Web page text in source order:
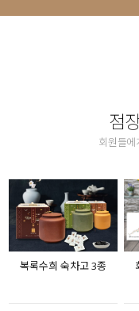
점
회원들
복록수희 숙차고 3종